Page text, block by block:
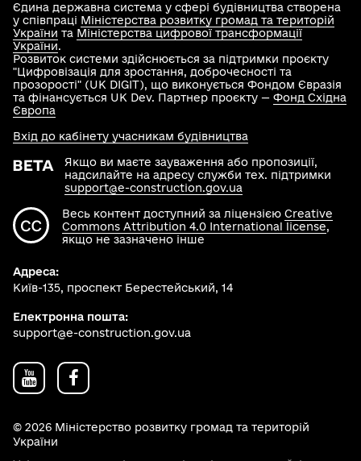
Єдина державна система у сфері будівництва створена
у співпраці Міністерства розвитку громад та територій
України та Міністерства цифрової трансформації
України.
Розвиток системи здійснюється за підтримки проєкту
"Цифровізація для зростання, доброчесності та
прозорості" (UK DIGIT), що виконується Фондом Євразія
та фінансується UK Dev. Партнер проєкту — Фонд Східна
Європа
Якщо ви маєте зауваження або пропозиції,
надсилайте на адресу служби тех. підтримки
support@e-construction.gov.ua
Весь контент доступний за ліцензією Creative
Commons Attribution 4.0 International license,
якщо не зазначено інше
Вхід до кабінету учасникам будівництва
Адреса:
Київ-135, проспект Берестейський, 14
Електронна пошта:
support@e-construction.gov.ua
© 2026 Міністерство розвитку громад та територій
України